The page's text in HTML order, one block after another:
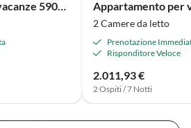
2 Camere da letto
Prenotazione
Risponditore Veloce
2.011,93 €
2 Ospiti / 7 Notti